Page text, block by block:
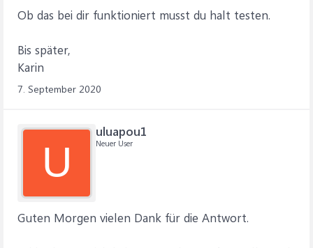
Ob das bei dir funktioniert musst du halt testen.
Bis später,
Karin
7. September 2020
U
uluapou1
Neuer User
Guten Morgen vielen Dank für die Antwort.